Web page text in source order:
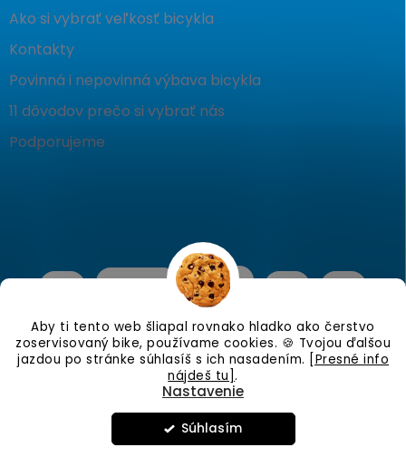
Aby ti tento web šliapal rovnako hladko ako čerstvo
zoservisovaný bike, používame cookies. 🍪 Tvojou ďalšou
jazdou po stránke súhlasíš s ich nasadením. [Presné info
nájdeš tu].
Nastavenie
Súhlasím
Ako si vybrať veľkosť bicykla
Kontakty
Povinná i nepovinná výbava bicykla
11 dôvodov prečo si vybrať nás
Podporujeme
nastavenie cookies